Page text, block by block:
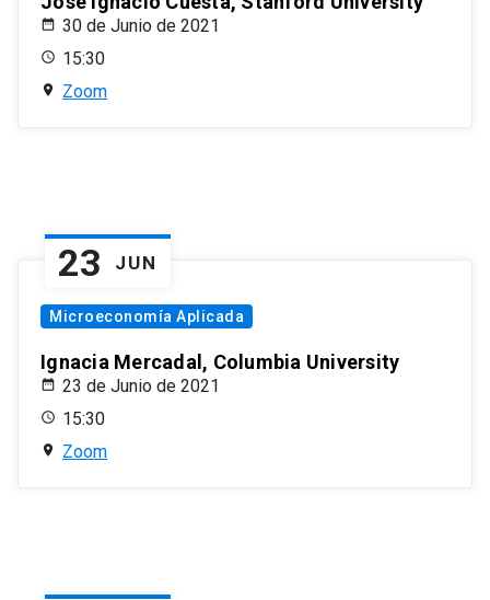
30 de Junio de 2021
15:30
Zoom
23 JUN
Microeconomía Aplicada
Ignacia Mercadal, Columbia University
23 de Junio de 2021
15:30
Zoom